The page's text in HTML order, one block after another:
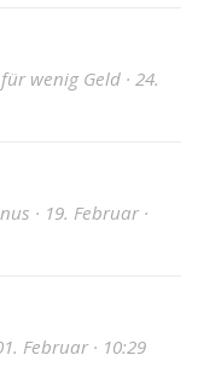
wenig Geld · 24.
· 19. Februar ·
Februar · 10:29